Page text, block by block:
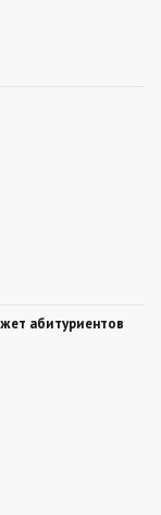
абитуриентов